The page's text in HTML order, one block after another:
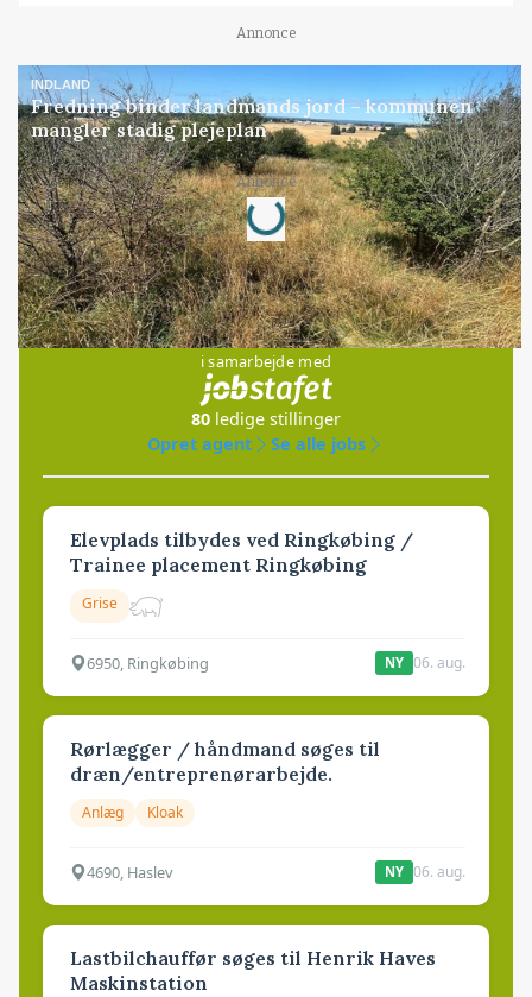
Annonce
INDLAND
Fredning binder landmands jord – kommunen
mangler stadig plejeplan
Annonce
Loading...
Jobs
i samarbejde med
80 ledige stillinger
Opret agent
Se alle jobs
Elevplads tilbydes ved Ringkøbing /
Trainee placement Ringkøbing
Grise
6950, Ringkøbing NY 06. aug.
Rørlægger / håndmand søges til
dræn/entreprenørarbejde.
Anlæg Kloak
4690, Haslev NY 06. aug.
Lastbilchauffør søges til Henrik Haves
Maskinstation